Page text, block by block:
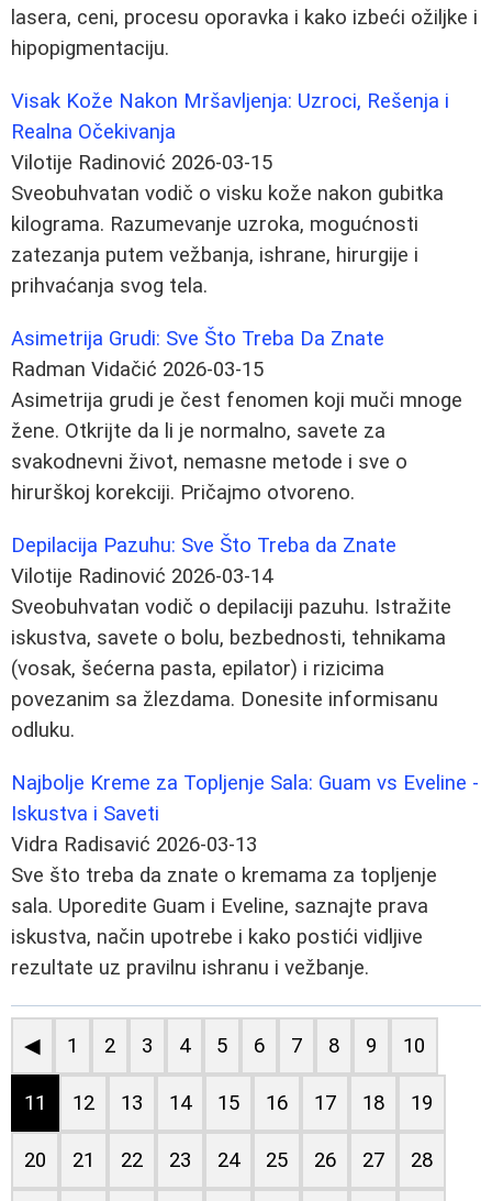
lasera, ceni, procesu oporavka i kako izbeći ožiljke i
hipopigmentaciju.
Visak Kože Nakon Mršavljenja: Uzroci, Rešenja i
Realna Očekivanja
Vilotije Radinović 2026-03-15
Sveobuhvatan vodič o visku kože nakon gubitka
kilograma. Razumevanje uzroka, mogućnosti
zatezanja putem vežbanja, ishrane, hirurgije i
prihvaćanja svog tela.
Asimetrija Grudi: Sve Što Treba Da Znate
Radman Vidačić 2026-03-15
Asimetrija grudi je čest fenomen koji muči mnoge
žene. Otkrijte da li je normalno, savete za
svakodnevni život, nemasne metode i sve o
hirurškoj korekciji. Pričajmo otvoreno.
Depilacija Pazuhu: Sve Što Treba da Znate
Vilotije Radinović 2026-03-14
Sveobuhvatan vodič o depilaciji pazuhu. Istražite
iskustva, savete o bolu, bezbednosti, tehnikama
(vosak, šećerna pasta, epilator) i rizicima
povezanim sa žlezdama. Donesite informisanu
odluku.
Najbolje Kreme za Topljenje Sala: Guam vs Eveline -
Iskustva i Saveti
Vidra Radisavić 2026-03-13
Sve što treba da znate o kremama za topljenje
sala. Uporedite Guam i Eveline, saznajte prava
iskustva, način upotrebe i kako postići vidljive
rezultate uz pravilnu ishranu i vežbanje.
◀ 1 2 3 4 5 6 7 8 9 10
11 12 13 14 15 16 17 18 19
20 21 22 23 24 25 26 27 28